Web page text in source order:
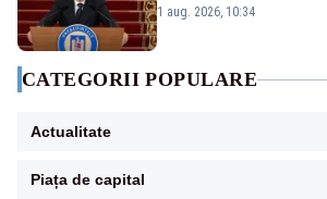
politic, România
1 aug. 2026, 10:34
CATEGORII POPULARE
Actualitate
Piața de capital